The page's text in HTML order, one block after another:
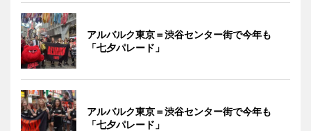
アルバルク東京＝渋谷センター街で今年も
「七夕パレード」
アルバルク東京＝渋谷センター街で今年も
「七夕パレード」